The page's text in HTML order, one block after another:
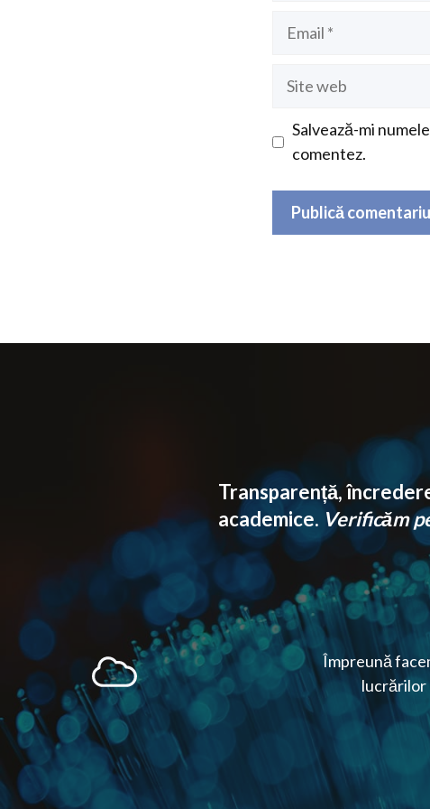
Salvează-mi
comentez.
Transparență,
academice. Verificăm
Împreună
lucrărilor